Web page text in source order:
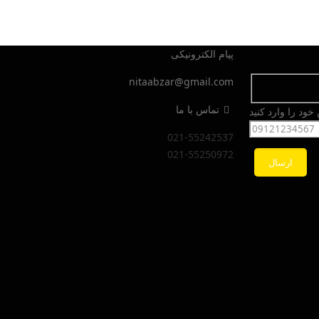
را وارد کنید
پیام الکترونیکی
nitaabzar@gmail.com
تماس با ما
021-55242537
021-55250972